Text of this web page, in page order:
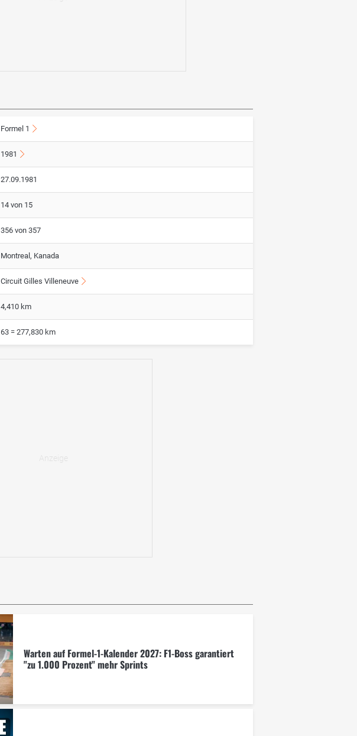
Formel 1
1981
27.09.1981
14 von 15
356 von 357
Montreal, Kanada
Circuit Gilles Villeneuve
4,410 km
63 = 277,830 km
Warten auf Formel-1-Kalender 2027: F1-Boss garantiert
"zu 1.000 Prozent" mehr Sprints